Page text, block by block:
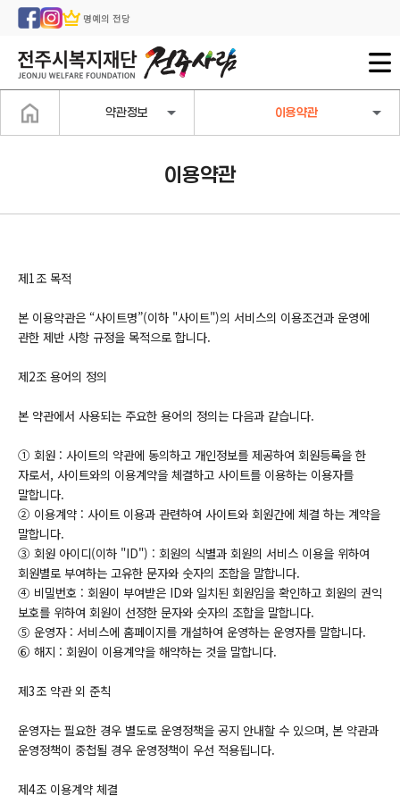
명예의 전당
약관정보 이용약관
이용약관
제1조 목적
본 이용약관은 “사이트명”(이하 "사이트")의 서비스의 이용조건과 운영에
관한 제반 사항 규정을 목적으로 합니다.
제2조 용어의 정의
본 약관에서 사용되는 주요한 용어의 정의는 다음과 같습니다.
① 회원 : 사이트의 약관에 동의하고 개인정보를 제공하여 회원등록을 한
자로서, 사이트와의 이용계약을 체결하고 사이트를 이용하는 이용자를
말합니다.
② 이용계약 : 사이트 이용과 관련하여 사이트와 회원간에 체결 하는 계약을
말합니다.
③ 회원 아이디(이하 "ID") : 회원의 식별과 회원의 서비스 이용을 위하여
회원별로 부여하는 고유한 문자와 숫자의 조합을 말합니다.
④ 비밀번호 : 회원이 부여받은 ID와 일치된 회원임을 확인하고 회원의 권익
보호를 위하여 회원이 선정한 문자와 숫자의 조합을 말합니다.
⑤ 운영자 : 서비스에 홈페이지를 개설하여 운영하는 운영자를 말합니다.
⑥ 해지 : 회원이 이용계약을 해약하는 것을 말합니다.
제3조 약관 외 준칙
운영자는 필요한 경우 별도로 운영정책을 공지 안내할 수 있으며, 본 약관과
운영정책이 중첩될 경우 운영정책이 우선 적용됩니다.
제4조 이용계약 체결